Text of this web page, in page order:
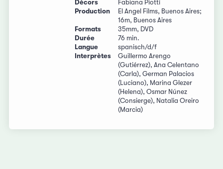
Décors
Fabiana Piotti
Production
El Angel Films, Buenos Aires;
16m, Buenos Aires
Formats
35mm, DVD
Durée
76 min.
Langue
spanisch/d/f
Interprètes
Guillermo Arengo
(Gutiérrez), Ana Celentano
(Carla), German Palacios
(Luciano), Marina Glezer
(Helena), Osmar Núnez
(Consierge), Natalia Oreiro
(Marcia)